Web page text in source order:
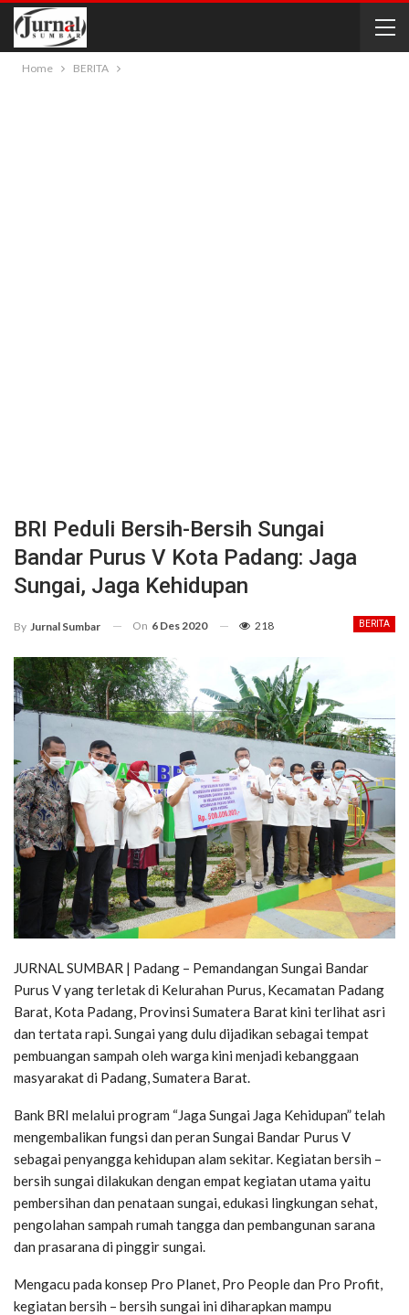
Home BERITA
BRI Peduli Bersih-Bersih Sungai
Bandar Purus V Kota Padang: Jaga
Sungai, Jaga Kehidupan
BERITA
By Jurnal Sumbar On 6 Des 2020 218
JURNAL SUMBAR | Padang – Pemandangan Sungai Bandar
Purus V yang terletak di Kelurahan Purus, Kecamatan Padang
Barat, Kota Padang, Provinsi Sumatera Barat kini terlihat asri
dan tertata rapi. Sungai yang dulu dijadikan sebagai tempat
pembuangan sampah oleh warga kini menjadi kebanggaan
masyarakat di Padang, Sumatera Barat.
Bank BRI melalui program “Jaga Sungai Jaga Kehidupan” telah
mengembalikan fungsi dan peran Sungai Bandar Purus V
sebagai penyangga kehidupan alam sekitar. Kegiatan bersih –
bersih sungai dilakukan dengan empat kegiatan utama yaitu
pembersihan dan penataan sungai, edukasi lingkungan sehat,
pengolahan sampah rumah tangga dan pembangunan sarana
dan prasarana di pinggir sungai.
Mengacu pada konsep Pro Planet, Pro People dan Pro Profit,
kegiatan bersih – bersih sungai ini diharapkan mampu